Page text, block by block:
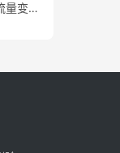
量变